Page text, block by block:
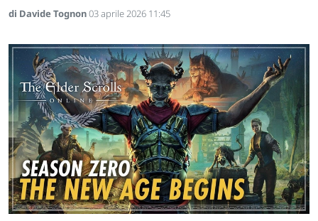
di Davide Tognon03 aprile 2026 11:45